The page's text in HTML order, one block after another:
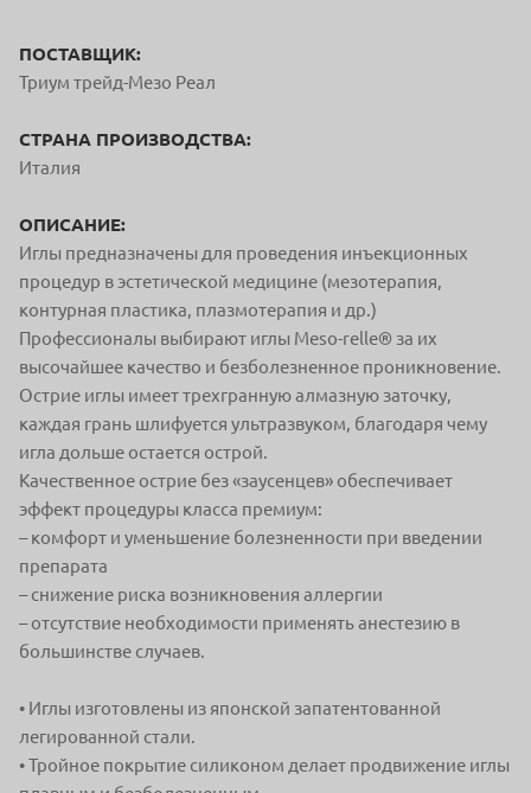
ПОСТАВЩИК:
Триум трейд-Мезо Реал
СТРАНА ПРОИЗВОДСТВА:
Италия
ОПИСАНИЕ:
Иглы предназначены для проведения инъекционных
процедур в эстетической медицине (мезотерапия,
контурная пластика, плазмотерапия и др.)
Профессионалы выбирают иглы Meso-relle® за их
высочайшее качество и безболезненное проникновение.
Острие иглы имеет трехгранную алмазную заточку,
каждая грань шлифуется ультразвуком, благодаря чему
игла дольше остается острой.
Качественное острие без «заусенцев» обеспечивает
эффект процедуры класса премиум:
– комфорт и уменьшение болезненности при введении
препарата
– снижение риска возникновения аллергии
– отсутствие необходимости применять анестезию в
большинстве случаев.
• Иглы изготовлены из японской запатентованной
легированной стали.
• Тройное покрытие силиконом делает продвижение иглы